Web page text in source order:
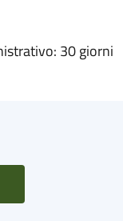
30 giorni